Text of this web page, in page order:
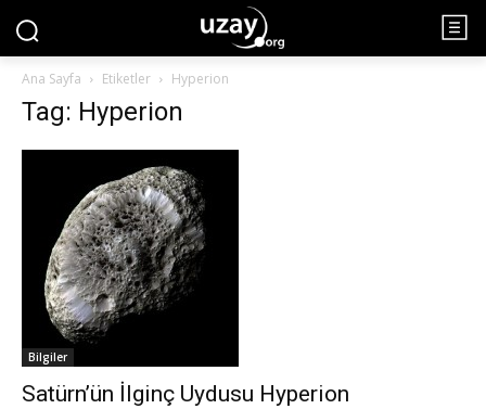
Ana Sayfa Etiketler Hyperion
Tag: Hyperion
Bilgiler
Satürn’ün İlginç Uydusu Hyperion